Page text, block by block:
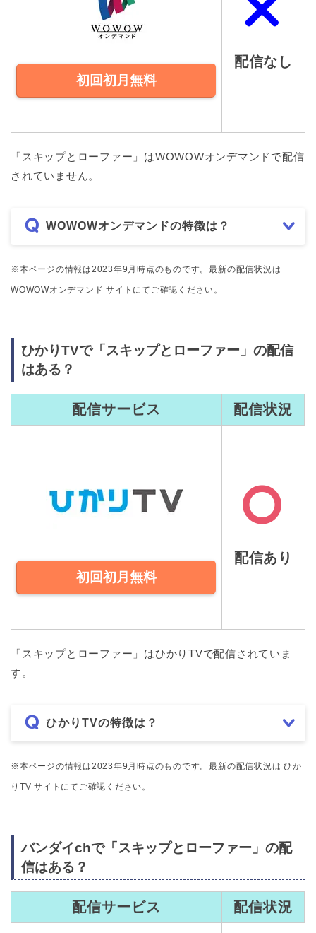
初回初月無料
配信なし
「スキップとローファー」はWOWOWオンデマンドで配信
されていません。
WOWOWオンデマンドの特徴は？
※本ページの情報は2023年9月時点のものです。最新の配信状況は
WOWOWオンデマンド サイトにてご確認ください。
ひかりTVで「スキップとローファー」の配信
はある？
配信サービス 配信状況
初回初月無料
配信あり
「スキップとローファー」はひかりTVで配信されていま
す。
ひかりTVの特徴は？
※本ページの情報は2023年9月時点のものです。最新の配信状況は ひか
りTV サイトにてご確認ください。
バンダイchで「スキップとローファー」の配
信はある？
配信サービス 配信状況